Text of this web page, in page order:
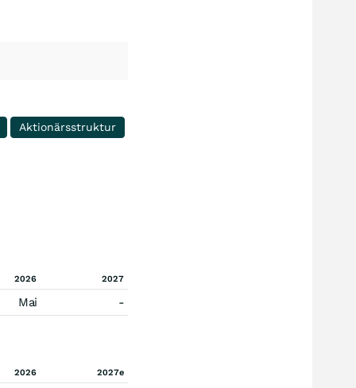
Aktionärsstruktur
2026 2027
Mai -
2026 2027e